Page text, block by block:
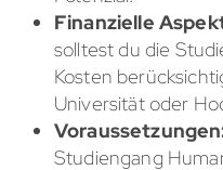
Finanzielle
solltest du die
Kosten
Universität oder
Studiengang